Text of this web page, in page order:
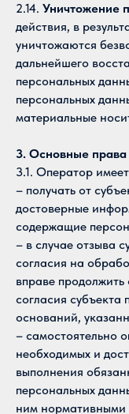
2.14. Уничтожение
действия, в
уничтожаются
дальнейшего
персональных
персональных
материальные
3. Основные
3.1. Оператор
– получать от
достоверные
содержащие
– в случае отзыва
согласия на
вправе
согласия
оснований,
– самостоятельно
необходимых и
выполнения
персональных
ним нормативными